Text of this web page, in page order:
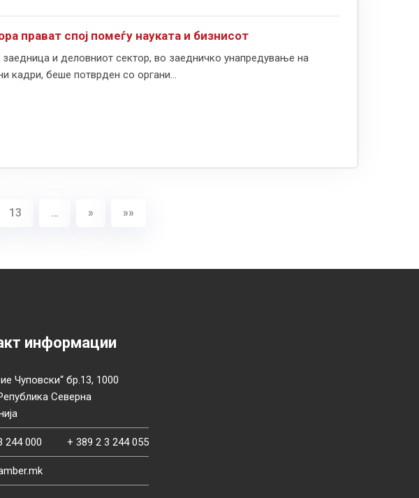
прават спој помеѓу науката и бизнисот
и деловниот сектор, во заедничко унапредување на
кадри, беше потврден со органи...
13 … » »»
информации
Чуповски“ бр.13, 1000
Северна
244 000 + 389 2 3 244 055